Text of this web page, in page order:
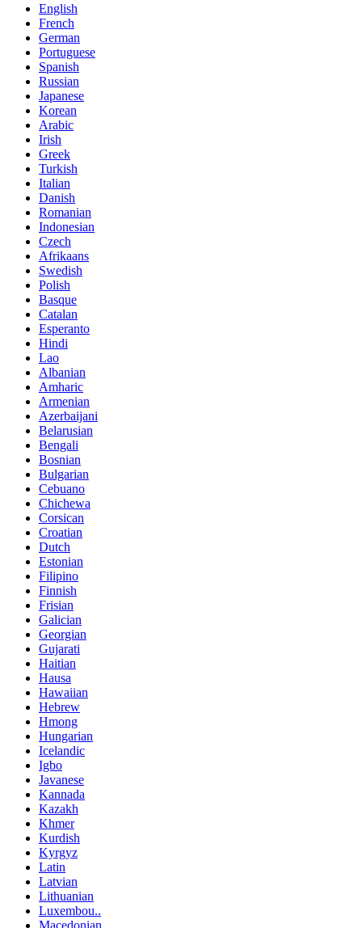
English
French
German
Portuguese
Spanish
Russian
Japanese
Korean
Arabic
Irish
Greek
Turkish
Italian
Danish
Romanian
Indonesian
Czech
Afrikaans
Swedish
Polish
Basque
Catalan
Esperanto
Hindi
Lao
Albanian
Amharic
Armenian
Azerbaijani
Belarusian
Bengali
Bosnian
Bulgarian
Cebuano
Chichewa
Corsican
Croatian
Dutch
Estonian
Filipino
Finnish
Frisian
Galician
Georgian
Gujarati
Haitian
Hausa
Hawaiian
Hebrew
Hmong
Hungarian
Icelandic
Igbo
Javanese
Kannada
Kazakh
Khmer
Kurdish
Kyrgyz
Latin
Latvian
Lithuanian
Luxembou..
Macedonian